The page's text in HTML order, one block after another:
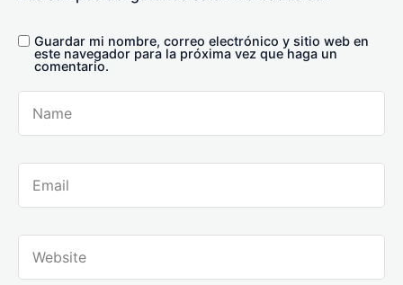
Guardar mi nombre, correo electrónico y sitio web en
este navegador para la próxima vez que haga un
comentario.